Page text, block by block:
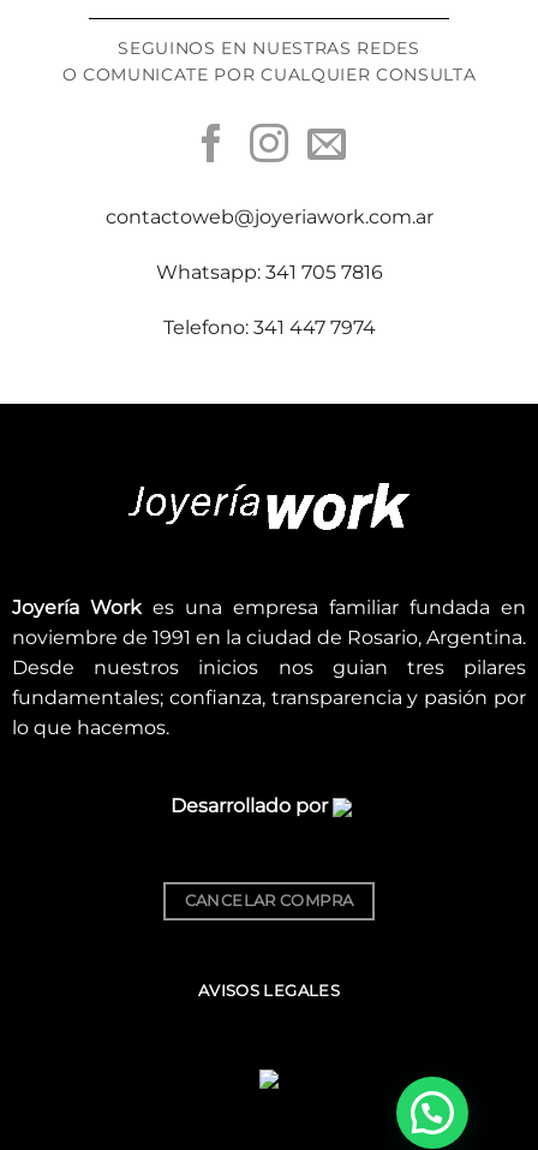
SEGUINOS EN NUESTRAS REDES
O COMUNICATE POR CUALQUIER CONSULTA
contactoweb@joyeriawork.com.ar
Whatsapp: 341 705 7816
Telefono: 341 447 7974
Joyería Workes una empresa familiar fundada en
noviembre de 1991 en la ciudad de Rosario, Argentina.
Desde nuestros inicios nos guian tres pilares
fundamentales; confianza, transparencia y pasión por
lo que hacemos.
Desarrollado por
CANCELAR COMPRA
AVISOS LEGALES